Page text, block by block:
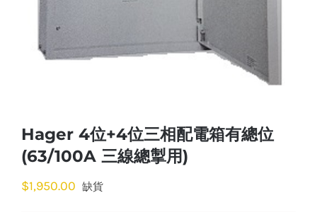
Hager 4位+4位三相配電箱有總位
(63/100A 三線總掣用)
$1,950.00 缺貨